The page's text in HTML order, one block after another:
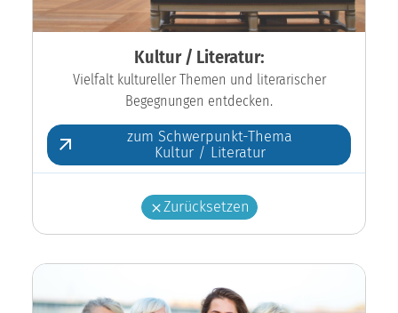
Kultur / Literatur:
Vielfalt kultureller Themen und literarischer
Begegnungen entdecken.
zum Schwerpunkt-Thema
Kultur / Literatur
Zurücksetzen